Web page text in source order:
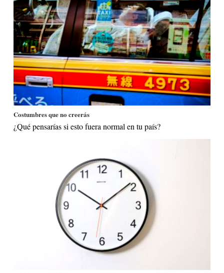
Costumbres que no creerás
¿Qué pensarías si esto fuera normal en tu país?